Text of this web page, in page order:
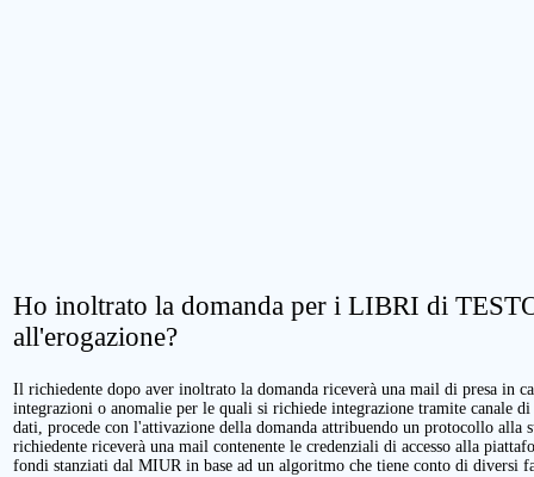
Ho inoltrato la domanda per i LIBRI di
all'erogazione?
Il richiedente dopo aver inoltrato la domanda riceverà una mail di presa in
integrazioni o anomalie per le quali si richiede integrazione tramite canale
dati, procede con l'attivazione della domanda attribuendo un protocollo alla
richiedente riceverà una mail contenente le credenziali di accesso alla
fondi stanziati dal MIUR in base ad un algoritmo che tiene conto di diversi